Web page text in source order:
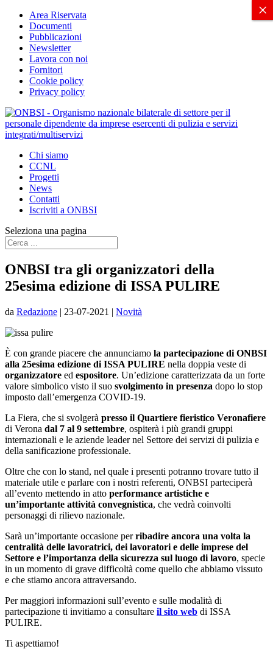
Area Riservata
Documenti
Pubblicazioni
Newsletter
Lavora con noi
Fornitori
Cookie policy
Privacy policy
Chi siamo
CCNL
Progetti
News
Contatti
Iscriviti a ONBSI
Seleziona una pagina
ONBSI tra gli organizzatori della
25esima edizione di ISSA PULIRE
da Redazione | 23-07-2021 | Novità
È con grande piacere che annunciamo la partecipazione di ONBSI
alla 25esima edizione di ISSA PULIRE nella doppia veste di
organizzatore ed espositore. Un’edizione caratterizzata da un forte
valore simbolico visto il suo svolgimento in presenza dopo lo stop
imposto dall’emergenza COVID-19.
La Fiera, che si svolgerà presso il Quartiere fieristico Veronafiere
di Verona dal 7 al 9 settembre, ospiterà i più grandi gruppi
internazionali e le aziende leader nel Settore dei servizi di pulizia e
della sanificazione professionale.
Oltre che con lo stand, nel quale i presenti potranno trovare tutto il
materiale utile e parlare con i nostri referenti, ONBSI parteciperà
all’evento mettendo in atto performance artistiche e
un’importante attività convegnistica, che vedrà coinvolti
personaggi di rilievo nazionale.
Sarà un’importante occasione perribadire ancora una volta la
centralità delle lavoratrici, dei lavoratori e delle imprese del
Settore e l’importanza della sicurezza sul luogo di lavoro, specie
in un momento di grave difficoltà come quello che abbiamo vissuto
e che stiamo ancora attraversando.
Per maggiori informazioni sull’evento e sulle modalità di
partecipazione ti invitiamo a consultare il sito web di ISSA
PULIRE.
Ti aspettiamo!
X
×